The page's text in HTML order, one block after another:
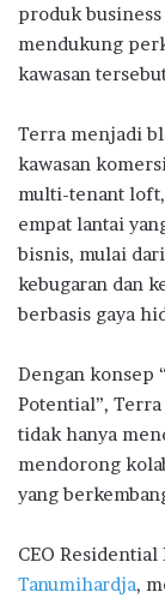
produk
mendukung
kawasan
Terra menjadi
kawasan
multi-tenant
empat lantai
bisnis, mulai
kebugaran dan
berbasis gaya
Dengan konsep
Potential”,
tidak hanya
mendorong
yang
CEO
Tanumihardja,